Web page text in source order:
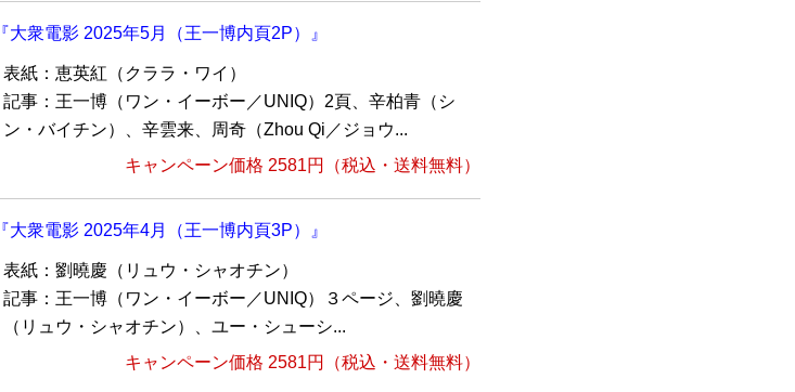
『大衆電影 2025年5月（王一博内頁2P）』
表紙：恵英紅（クララ・ワイ）
記事：王一博（ワン・イーボー／UNIQ）2頁、辛柏青（シ
ン・バイチン）、辛雲来、周奇（Zhou Qi／ジョウ...
キャンペーン価格 2581円
（税込・送料無料）
『大衆電影 2025年4月（王一博内頁3P）』
表紙：劉曉慶（リュウ・シャオチン）
記事：王一博（ワン・イーボー／UNIQ）３ページ、劉曉慶
（リュウ・シャオチン）、ユー・シューシ...
キャンペーン価格 2581円
（税込・送料無料）